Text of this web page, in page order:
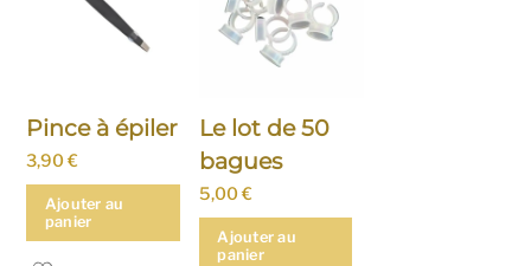
Pince à épiler
3,90€
Ajouter au
panier
Le lot de 50
bagues
5,00€
Ajouter au
panier